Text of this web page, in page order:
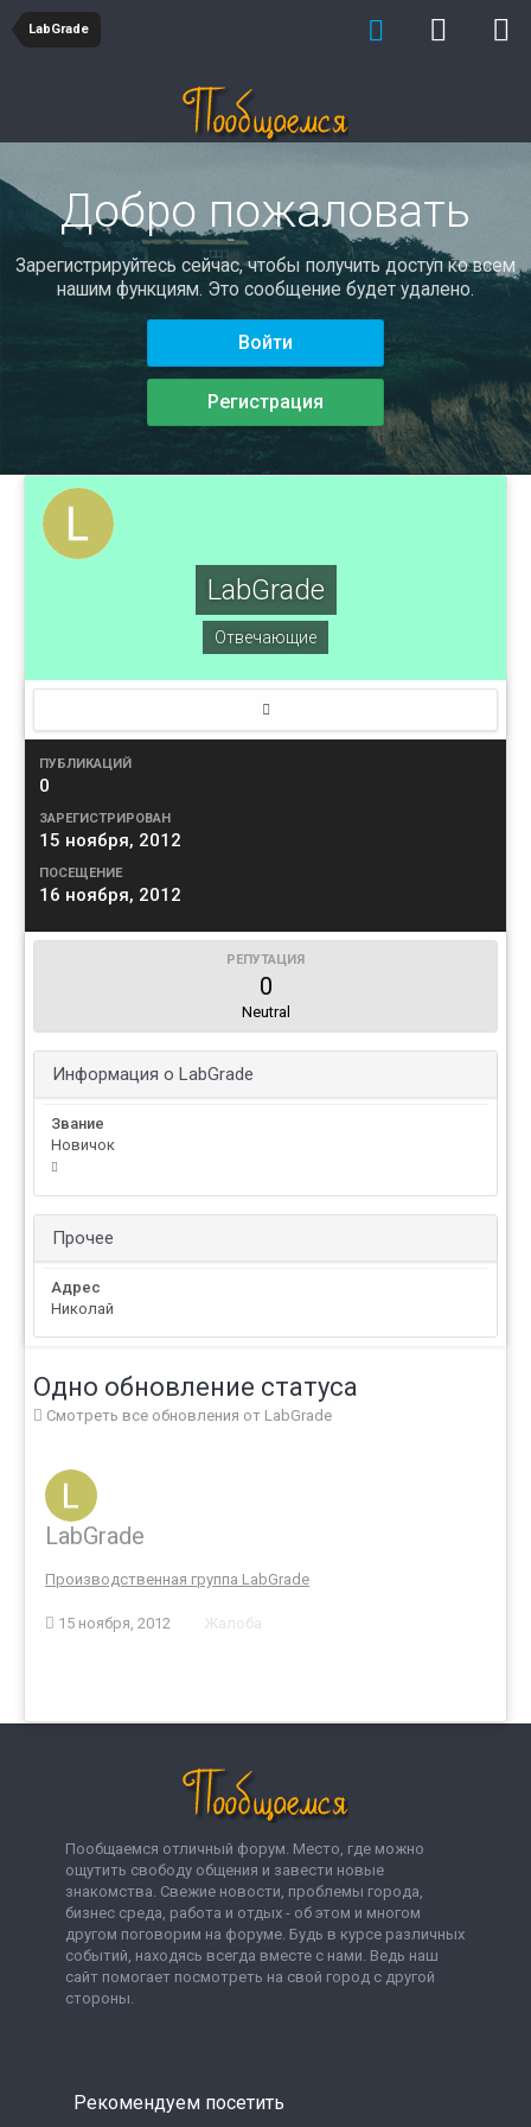
LabGrade
Добро пожаловать
Зарегистрируйтесь сейчас, чтобы получить доступ ко всем
нашим функциям. Это сообщение будет удалено.
Войти
Регистрация
LabGrade
Отвечающие
ПУБЛИКАЦИЙ
0
ЗАРЕГИСТРИРОВАН
15 ноября, 2012
ПОСЕЩЕНИЕ
16 ноября, 2012
РЕПУТАЦИЯ
0
Neutral
Информация о LabGrade
Звание
Новичок
Прочее
Адрес
Николай
Одно обновление статуса
Смотреть все обновления от LabGrade
LabGrade
Производственная группа LabGrade
15 ноября, 2012 Жалоба
Пообщаемся отличный форум. Место, где можно
ощутить свободу общения и завести новые
знакомства. Свежие новости, проблемы города,
бизнес среда, работа и отдых - об этом и многом
другом поговорим на форуме. Будь в курсе различных
событий, находясь всегда вместе с нами. Ведь наш
сайт помогает посмотреть на свой город с другой
стороны.
Рекомендуем посетить